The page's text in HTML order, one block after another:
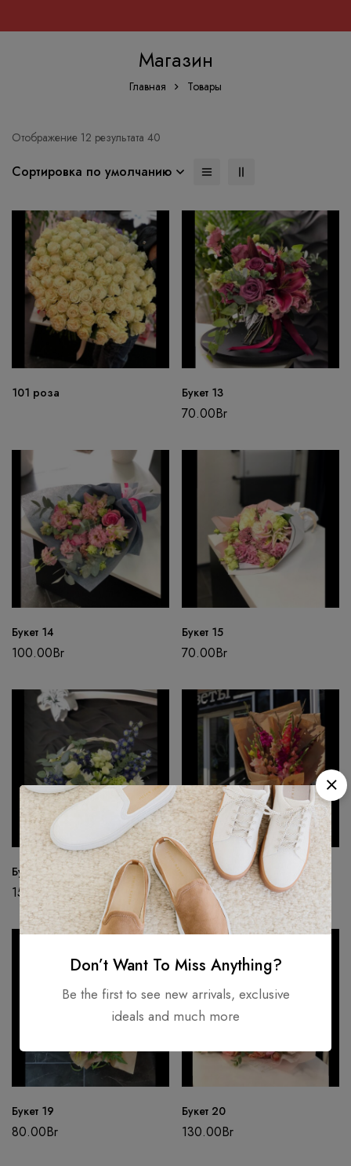
Магазин
Главная Товары
Отображение 12 результата 40
Сортировка по умолчанию
101 роза Букет 13
70.00Br
Букет 14
100.00Br
Букет 15
70.00Br
Букет 17
150.00 Br
Букет 18
80.00Br
Букет 19
80.00Br
Букет 20
130.00Br
Don’t Want To Miss Anything?
Be the first to see new arrivals, exclusive
ideals and much more